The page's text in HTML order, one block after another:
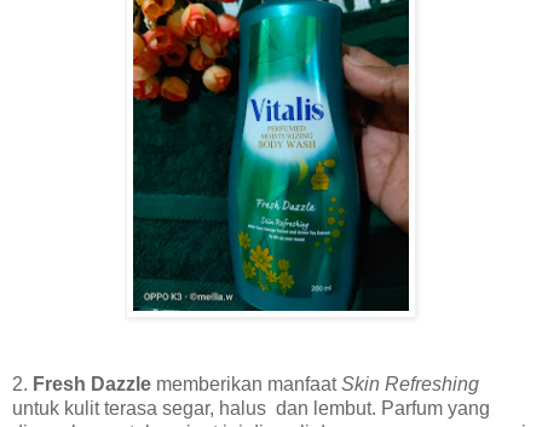
2. Fresh Dazzle memberikan manfaatSkin Refreshing
untuk kulit terasa segar, halus dan lembut. Parfum yang